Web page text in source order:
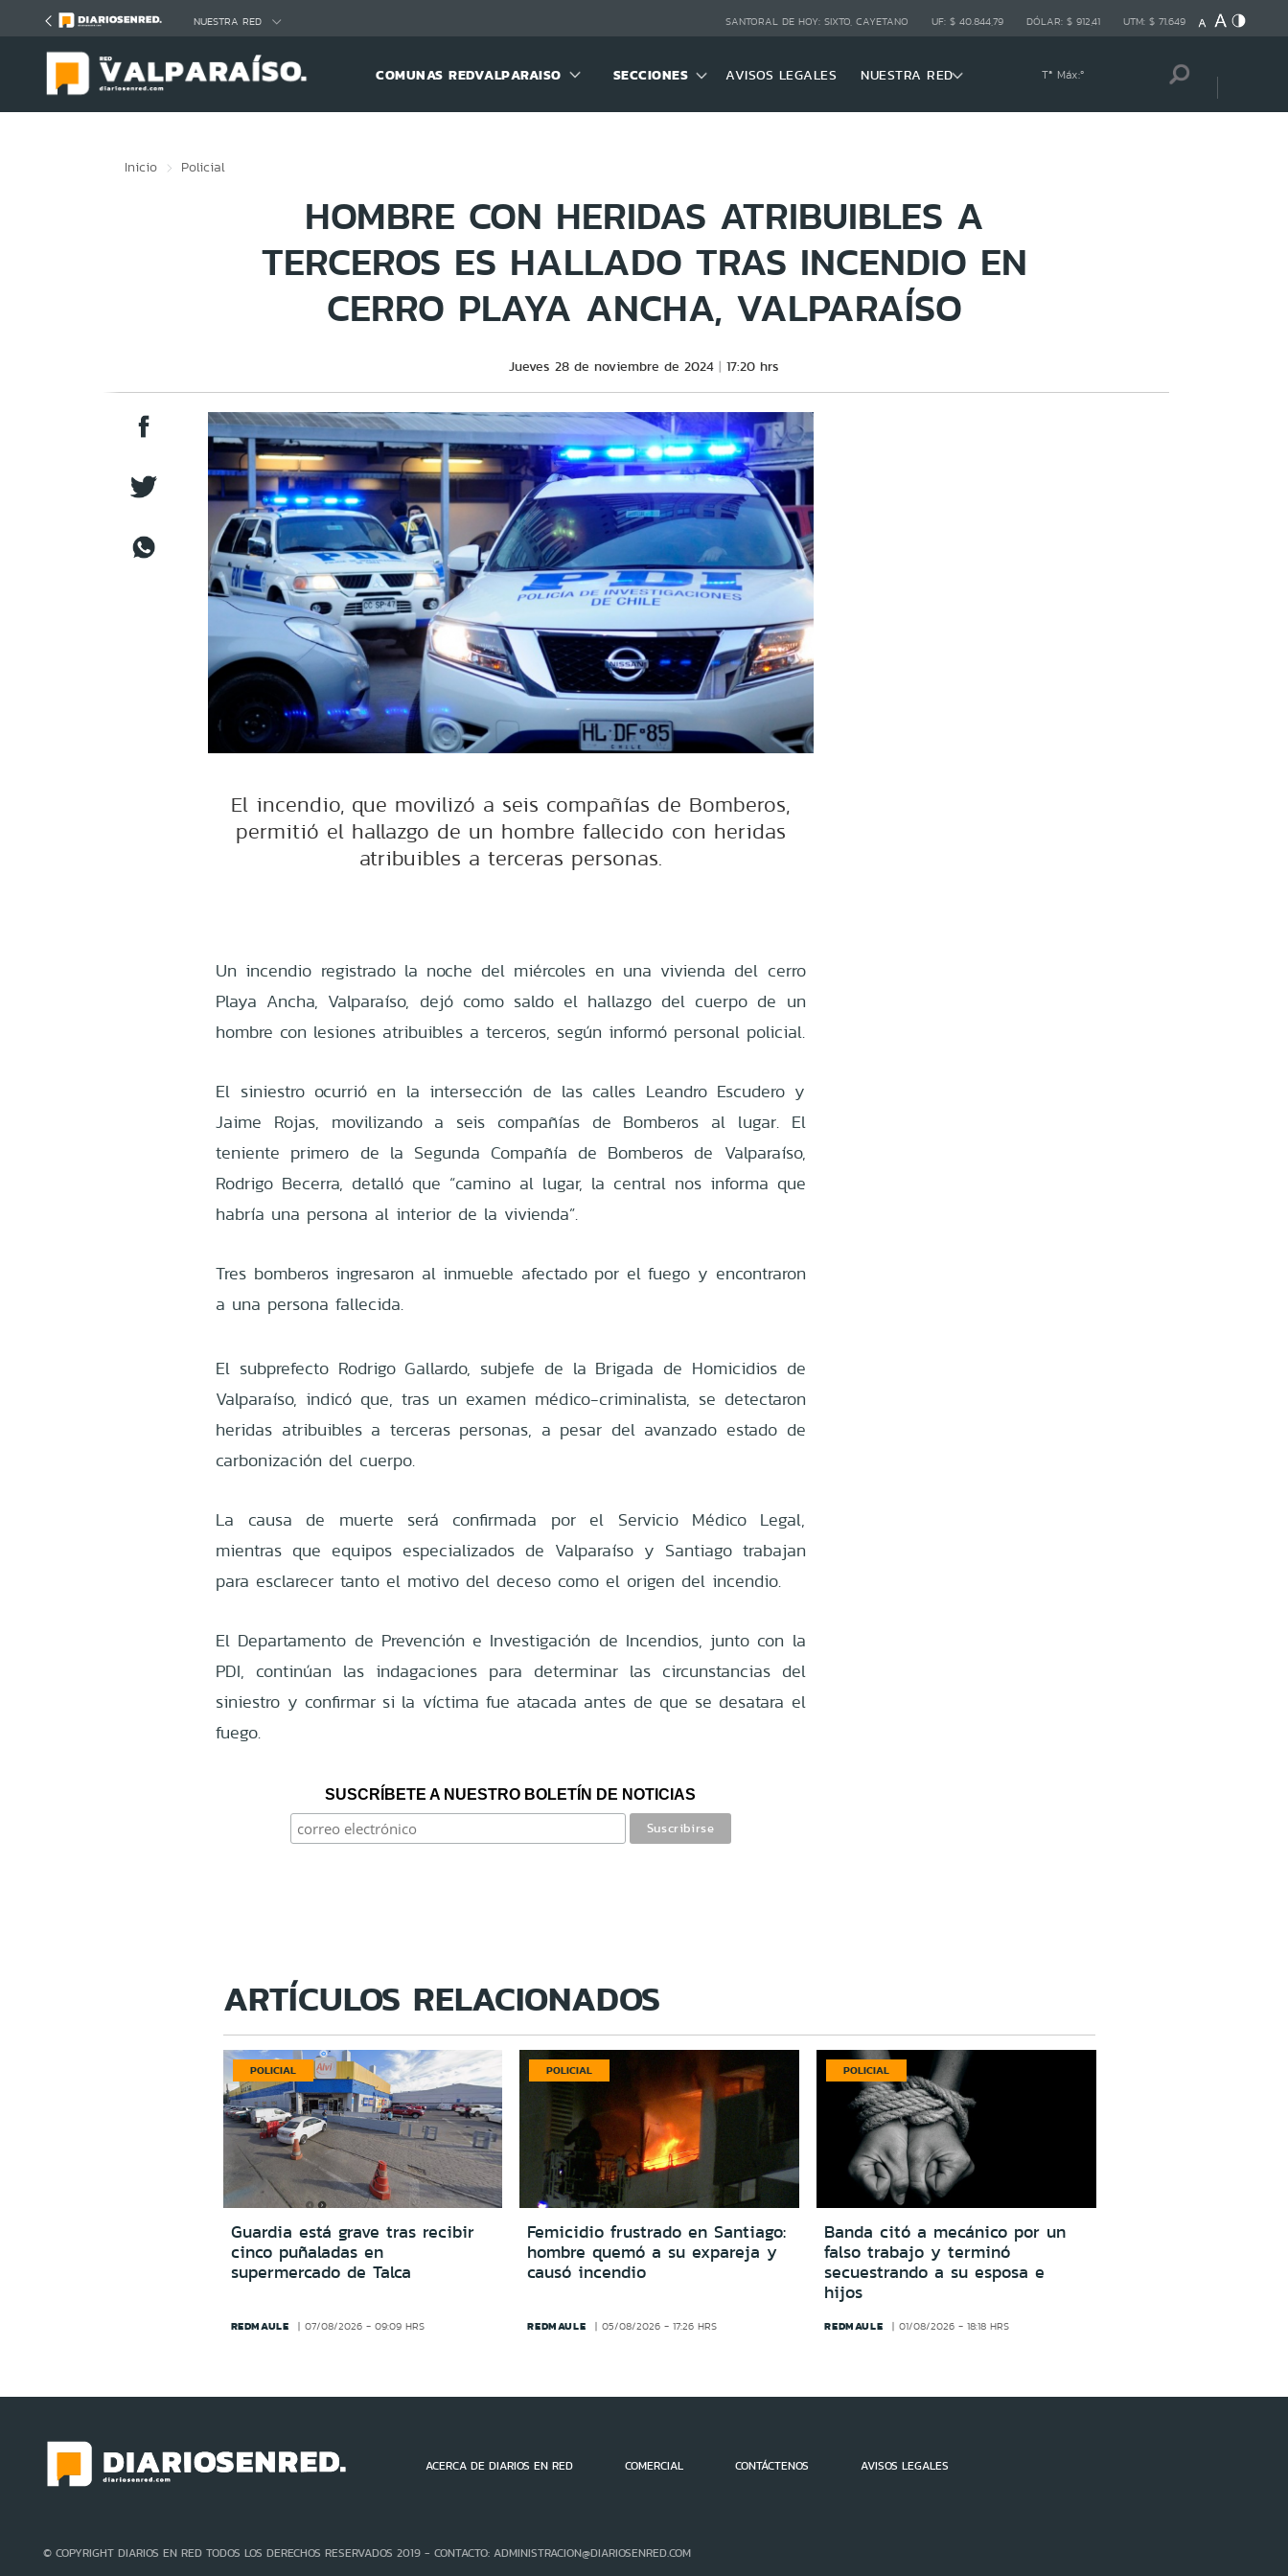
NUESTRA RED SANTORAL DE HOY: SIXTO, CAYETANO UF: $ 40.844,79 DÓLAR: $ 912,41 UTM: $ 71.649
COMUNAS REDVALPARAISO SECCIONES AVISOS LEGALES NUESTRA RED Tª Máx:º
Inicio Policial
HOMBRE CON HERIDAS ATRIBUIBLES A
TERCEROS ES HALLADO TRAS INCENDIO EN
CERRO PLAYA ANCHA, VALPARAÍSO
Jueves 28 de noviembre de 2024 17:20 hrs
El incendio, que movilizó a seis compañías de Bomberos,
permitió el hallazgo de un hombre fallecido con heridas
atribuibles a terceras personas.
Un incendio registrado la noche del miércoles en una vivienda del cerro
Playa Ancha, Valparaíso, dejó como saldo el hallazgo del cuerpo de un
hombre con lesiones atribuibles a terceros, según informó personal policial.
El siniestro ocurrió en la intersección de las calles Leandro Escudero y
Jaime Rojas, movilizando a seis compañías de Bomberos al lugar. El
teniente primero de la Segunda Compañía de Bomberos de Valparaíso,
Rodrigo Becerra, detalló que “camino al lugar, la central nos informa que
habría una persona al interior de la vivienda”.
Tres bomberos ingresaron al inmueble afectado por el fuego y encontraron
a una persona fallecida.
El subprefecto Rodrigo Gallardo, subjefe de la Brigada de Homicidios de
Valparaíso, indicó que, tras un examen médico-criminalista, se detectaron
heridas atribuibles a terceras personas, a pesar del avanzado estado de
carbonización del cuerpo.
La causa de muerte será confirmada por el Servicio Médico Legal,
mientras que equipos especializados de Valparaíso y Santiago trabajan
para esclarecer tanto el motivo del deceso como el origen del incendio.
El Departamento de Prevención e Investigación de Incendios, junto con la
PDI, continúan las indagaciones para determinar las circunstancias del
siniestro y confirmar si la víctima fue atacada antes de que se desatara el
fuego.
SUSCRÍBETE A NUESTRO BOLETÍN DE NOTICIAS
ARTÍCULOS RELACIONADOS
POLICIAL
Guardia está grave tras recibir
cinco puñaladas en
supermercado de Talca
REDMAULE 07/08/2026 - 09:09 HRS
POLICIAL
Femicidio frustrado en Santiago:
hombre quemó a su expareja y
causó incendio
REDMAULE 05/08/2026 - 17:26 HRS
POLICIAL
Banda citó a mecánico por un
falso trabajo y terminó
secuestrando a su esposa e
hijos
REDMAULE 01/08/2026 - 18:18 HRS
ACERCA DE DIARIOS EN RED COMERCIAL CONTÁCTENOS AVISOS LEGALES
© COPYRIGHT DIARIOS EN RED TODOS LOS DERECHOS RESERVADOS 2019 - CONTACTO: ADMINISTRACION@DIARIOSENRED.COM